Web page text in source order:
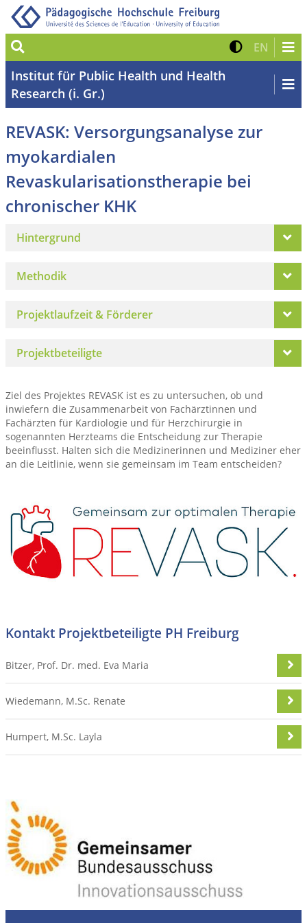
Suche Kontrast
EN Zur
Institut für Public Health und Health
Research (i. Gr.)
REVASK: Versorgungsanalyse zur
myokardialen
Revaskularisationstherapie bei
chronischer KHK
Hintergrund
Methodik
Projektlaufzeit & Förderer
Projektbeteiligte
Ziel des Projektes REVASK ist es zu untersuchen, ob und
inwiefern die Zusammenarbeit von Fachärztinnen und
Fachärzten für Kardiologie und für Herzchirurgie in
sogenannten Herzteams die Entscheidung zur Therapie
beeinflusst. Halten sich die Medizinerinnen und Mediziner eher
an die Leitlinie, wenn sie gemeinsam im Team entscheiden?
Kontakt Projektbeteiligte PH Freiburg
Bitzer, Prof. Dr. med. Eva Maria
Wiedemann, M.Sc. Renate
Humpert, M.Sc. Layla